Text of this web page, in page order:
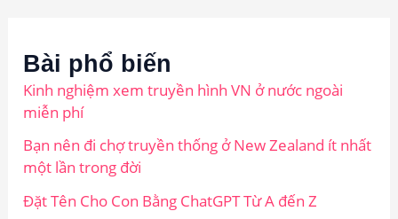
Bài phổ biến
Kinh nghiệm xem truyền hình VN ở nước ngoài
miễn phí
Bạn nên đi chợ truyền thống ở New Zealand ít nhất
một lần trong đời
Đặt Tên Cho Con Bằng ChatGPT Từ A đến Z